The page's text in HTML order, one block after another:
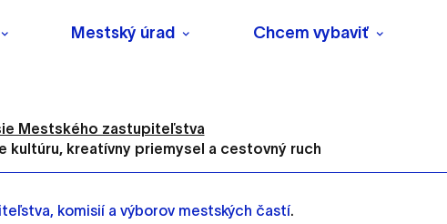
Mestský úrad Chcem vybaviť
Mestského zastupiteľstva
kultúru, kreatívny priemysel a cestovný ruch
komisií a výborov mestských častí.